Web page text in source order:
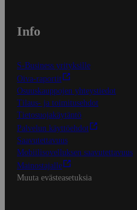
Info
S-Business yrityksille
Oiva-raportit
Osuuskauppojen yhteystiedot
Tilaus- ja toimitusehdot
Tietosuojakäytäntö
Palvelun käyttöehdot
Saavutettavuus
Mobiilisovelluksen saavutettavuus
Mainostajalle
Muuta evästeasetuksia